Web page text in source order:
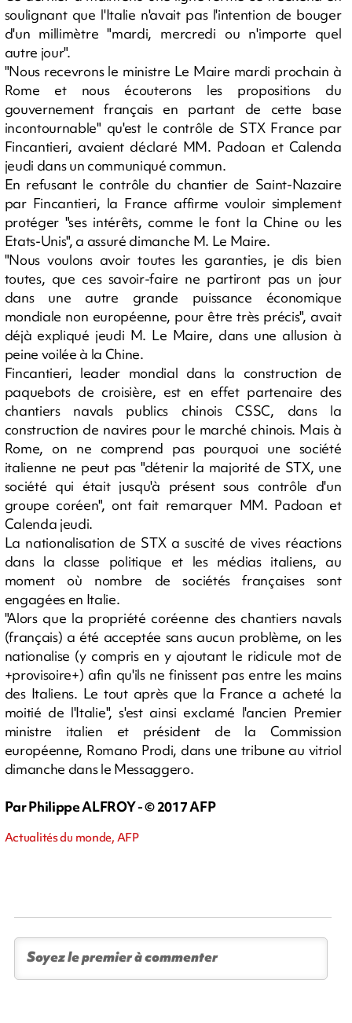
soulignant que l'Italie n'avait pas l'intention de bouger
d'un millimètre "mardi, mercredi ou n'importe quel
autre jour".
"Nous recevrons le ministre Le Maire mardi prochain à
Rome et nous écouterons les propositions du
gouvernement français en partant de cette base
incontournable" qu'est le contrôle de STX France par
Fincantieri, avaient déclaré MM. Padoan et Calenda
jeudi dans un communiqué commun.
En refusant le contrôle du chantier de Saint-Nazaire
par Fincantieri, la France affirme vouloir simplement
protéger "ses intérêts, comme le font la Chine ou les
Etats-Unis", a assuré dimanche M. Le Maire.
"Nous voulons avoir toutes les garanties, je dis bien
toutes, que ces savoir-faire ne partiront pas un jour
dans une autre grande puissance économique
mondiale non européenne, pour être très précis", avait
déjà expliqué jeudi M. Le Maire, dans une allusion à
peine voilée à la Chine.
Fincantieri, leader mondial dans la construction de
paquebots de croisière, est en effet partenaire des
chantiers navals publics chinois CSSC, dans la
construction de navires pour le marché chinois. Mais à
Rome, on ne comprend pas pourquoi une société
italienne ne peut pas "détenir la majorité de STX, une
société qui était jusqu'à présent sous contrôle d'un
groupe coréen", ont fait remarquer MM. Padoan et
Calenda jeudi.
La nationalisation de STX a suscité de vives réactions
dans la classe politique et les médias italiens, au
moment où nombre de sociétés françaises sont
engagées en Italie.
"Alors que la propriété coréenne des chantiers navals
(français) a été acceptée sans aucun problème, on les
nationalise (y compris en y ajoutant le ridicule mot de
+provisoire+) afin qu'ils ne finissent pas entre les mains
des Italiens. Le tout après que la France a acheté la
moitié de l'Italie", s'est ainsi exclamé l'ancien Premier
ministre italien et président de la Commission
européenne, Romano Prodi, dans une tribune au vitriol
dimanche dans le Messaggero.
Par Philippe ALFROY - © 2017 AFP
Actualités du monde, AFP